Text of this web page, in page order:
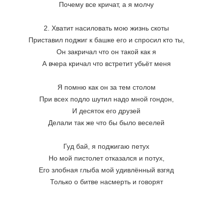
Почему все кричат, а я молчу
2. Хватит насиловать мою жизнь скоты
Приставил поджиг к башке его и спросил кто ты,
Он закричал что он такой как я
А вчера кричал что встретит убьёт меня
Я помню как он за тем столом
При всех подло шутил надо мной гондон,
И десяток его друзей
Делали так же что бы было веселей
Гуд бай, я поджигаю петух
Но мой пистолет отказался и потух,
Его злобная глыба мой удивлённый взгяд
Только о битве насмерть и говорят